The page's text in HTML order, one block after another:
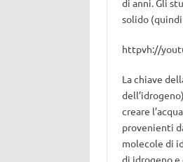
di anni. Gli
solido
httpvh://
La chiave
creare
provenienti
molecole di
di idrogeno e